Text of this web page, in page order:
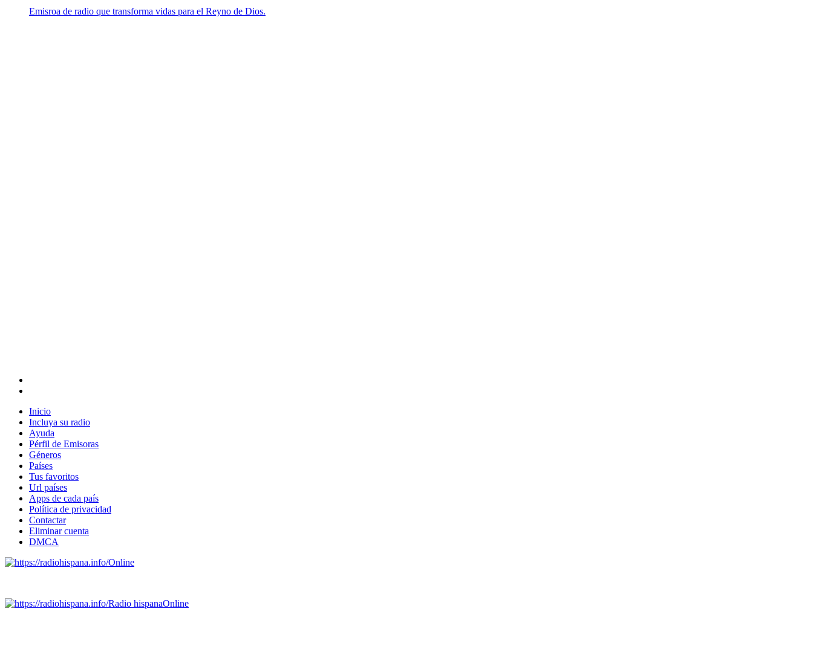
Emisroa de radio que transforma vidas para el Reyno de Dios.
Inicio
Incluya su radio
Ayuda
Pérfil de Emisoras
Géneros
Países
Tus favoritos
Url países
Apps de cada país
Política de privacidad
Contactar
Eliminar cuenta
DMCA
Online
Radio hispanaOnline